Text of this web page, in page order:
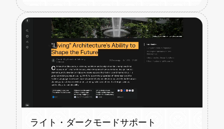
ライト・ダークモードサポート